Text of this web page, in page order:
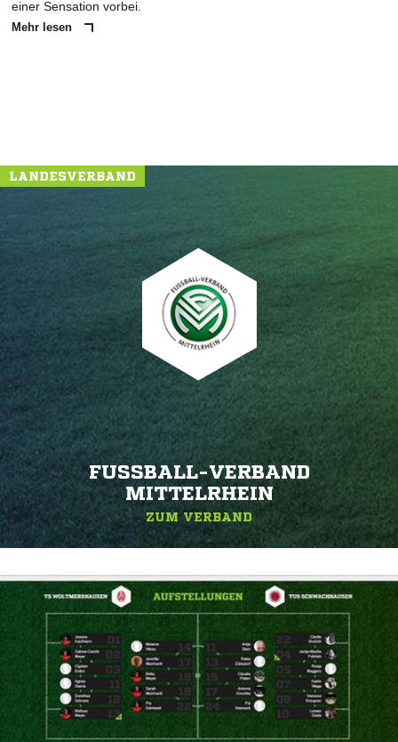
einer Sensation vorbei.
Mehr lesen
LANDESVERBAND
FUSSBALL-VERBAND M
ITTELRHEIN
ZUM VERBAND